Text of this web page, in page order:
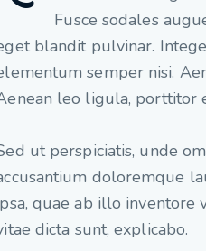
Fusce sodales
blandit pulvinar.
semper nisi.
leo ligula, porttitor
ut perspiciatis, unde
doloremque
quae ab illo inventore
dicta sunt, explicabo.